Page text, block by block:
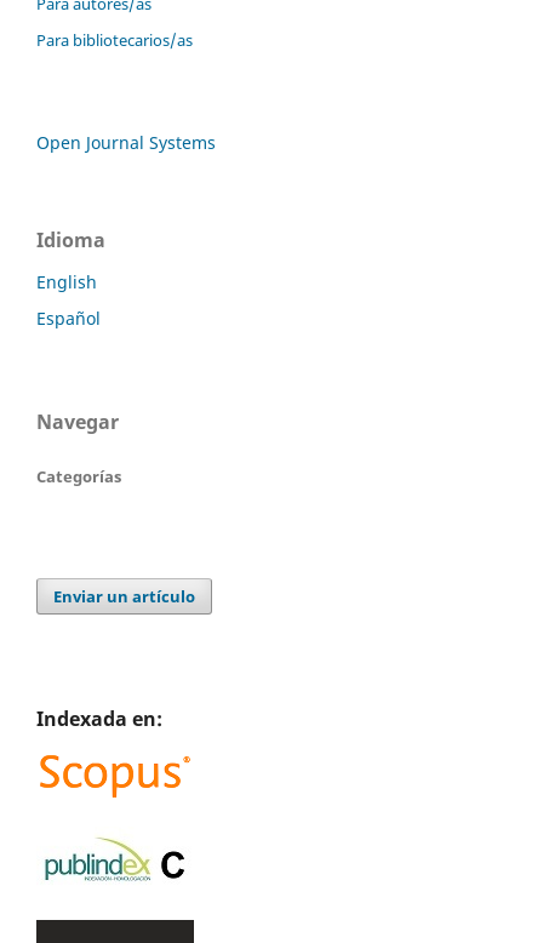
Para bibliotecarios/as
Open Journal Systems
Idioma
English
Español
Navegar
Categorías
Enviar un artículo
Indexada en: